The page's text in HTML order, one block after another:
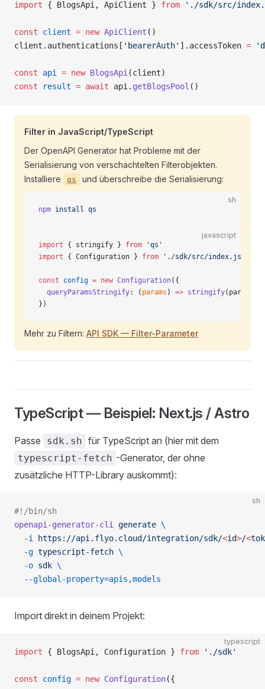
import { BlogsApi, ApiClient } from './sdk/src/
const client = new ApiClient ()
client.authentications[ 'bearerAuth' ].accessToken =
const api = new BlogsApi (client)
const result = await api. getBlogsPool ()
Filter in JavaScript/TypeScript
Der OpenAPI Generator hat Probleme mit der
Serialisierung von verschachtelten Filterobjekten.
Installiere
qs und überschreibe die Serialisierung:
sh
npm install qs
javascript
import { stringify } from 'qs'
import { Configuration } from './sdk/src/index.js'
const config = new Configuration({
  queryParamsStringify
: ( params ) => stringify(params)
})
Mehr zu Filtern: API SDK — Filter-Parameter
TypeScript — Beispiel: Next.js / Astro
Passe sdk.sh für TypeScript an (hier mit dem
typescript-fetch -Generator, der ohne
zusätzliche HTTP-Library auskommt):
sh
#!/bin/sh
openapi-generator-cli
generate \
  -i
https://api.flyo.cloud/integration/sdk/<i d>/<
  -g
typescript-fetch \
  -o
sdk \
  --global-property=apis,models
Import direkt in deinem Projekt:
typescript
import { BlogsApi, Configuration } from './sdk'
const config = new Configuration({